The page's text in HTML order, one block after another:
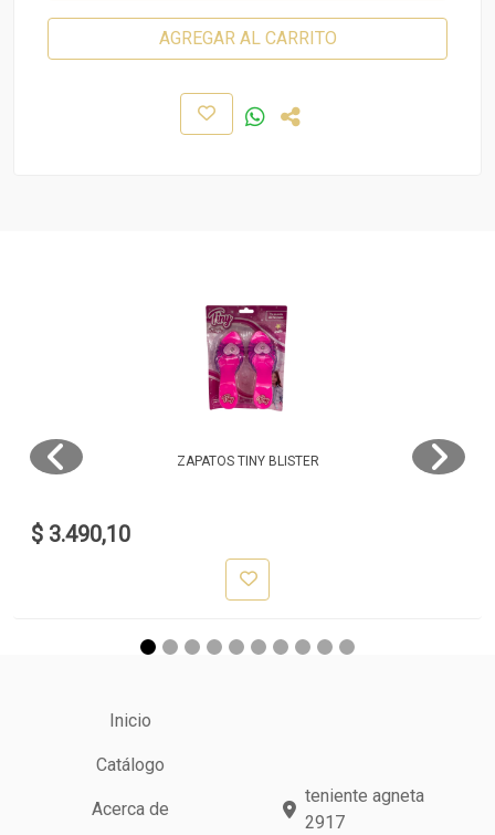
AGREGAR AL CARRITO
ZAPATOS TINY BLISTER
$ 3.490,10
Inicio
Catálogo
Acerca de
teniente agneta
2917